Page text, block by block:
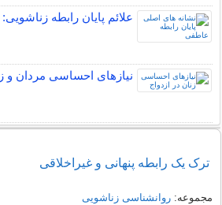
علائم پایان رابطه
نیازهای احساسی مردان و
ترک یک رابطه پنهانی و غیراخلاقی
مجموعه:روانشناسی زناشویی